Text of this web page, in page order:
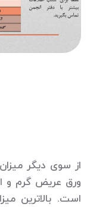
از سوی دیگر